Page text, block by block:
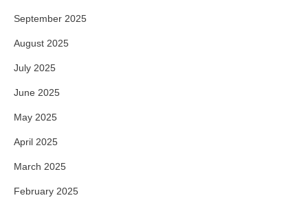
September 2025
August 2025
July 2025
June 2025
May 2025
April 2025
March 2025
February 2025